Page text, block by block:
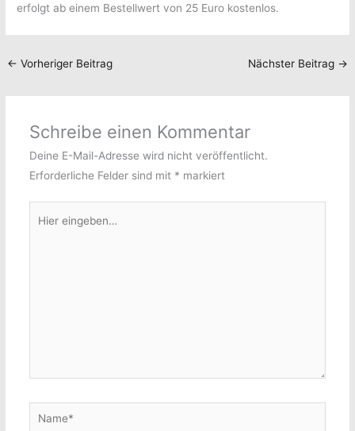
erfolgt ab einem Bestellwert von 25 Euro kostenlos.
← Vorheriger Beitrag Nächster Beitrag →
Schreibe einen Kommentar
Deine E-Mail-Adresse wird nicht veröffentlicht.
Erforderliche Felder sind mit * markiert
eingeben…
Name*